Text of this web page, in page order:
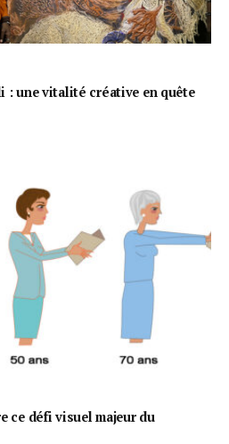
: une vitalité créative en quête
ce défi visuel majeur du